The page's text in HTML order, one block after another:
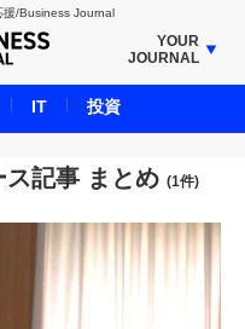
援/Business Journal
YOUR
JOURNAL
JOURNAL
JOURNAL
記事 まとめ (1件)
IT 投資